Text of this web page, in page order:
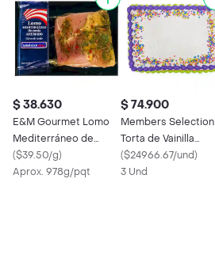
$ 38.630
E&M Gourmet Lomo
Mediterráneo de
Cerdo Ahumado
($39.50/g)
Aprox. 978g/pqt
$ 74.900
Members Selection
Torta de Vainilla
Pequeña
($24966.67/und)
3 Und